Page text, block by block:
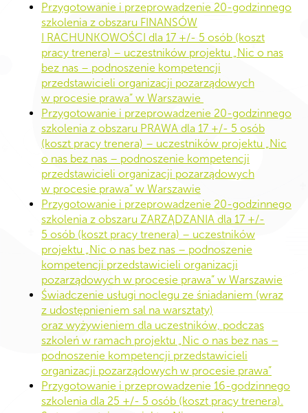
Przygotowanie i przeprowadzenie 20-godzinnego
szkolenia z obszaru FINANSÓW
I RACHUNKOWOŚCI dla 17 +/- 5 osób (koszt
pracy trenera) – uczestników projektu „Nic o nas
bez nas – podnoszenie kompetencji
przedstawicieli organizacji pozarządowych
w procesie prawa” w Warszawie
Przygotowanie i przeprowadzenie 20-godzinnego
szkolenia z obszaru PRAWA dla 17 +/- 5 osób
(koszt pracy trenera) – uczestników projektu „Nic
o nas bez nas – podnoszenie kompetencji
przedstawicieli organizacji pozarządowych
w procesie prawa” w Warszawie
Przygotowanie i przeprowadzenie 20-godzinnego
szkolenia z obszaru ZARZĄDZANIA dla 17 +/-
5 osób (koszt pracy trenera) – uczestników
projektu „Nic o nas bez nas – podnoszenie
kompetencji przedstawicieli organizacji
pozarządowych w procesie prawa” w Warszawie
Świadczenie usługi noclegu ze śniadaniem (wraz
z udostępnieniem sal na warsztaty)
oraz wyżywieniem dla uczestników, podczas
szkoleń w ramach projektu „Nic o nas bez nas –
podnoszenie kompetencji przedstawicieli
organizacji pozarządowych w procesie prawa”
Przygotowanie i przeprowadzenie 16-godzinnego
szkolenia dla 25 +/- 5 osób (koszt pracy trenera).